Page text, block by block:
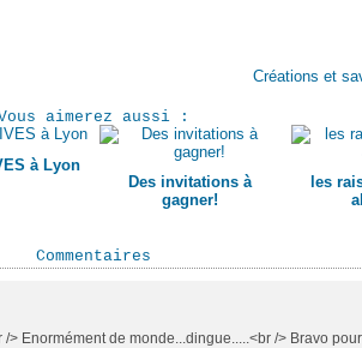
Créations et
aimerez aussi :
à Lyon
Des invitations à
gagner!
les
Commentaires
/> Enormément de monde...dingue.....<br /> Bravo